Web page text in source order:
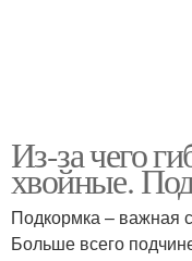
Из-за чего
хвойные.
Подкормка – важная
Больше всего